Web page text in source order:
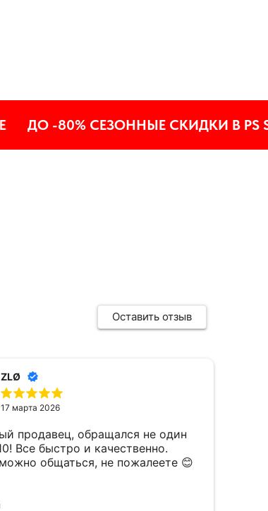
-80% СЕЗОННЫЕ СКИДКИ В PS
Оставить отзыв
ZLØ
17 марта 2026
продавец, обращался не один
Все быстро и качественно.
общаться, не пожалеете 😊